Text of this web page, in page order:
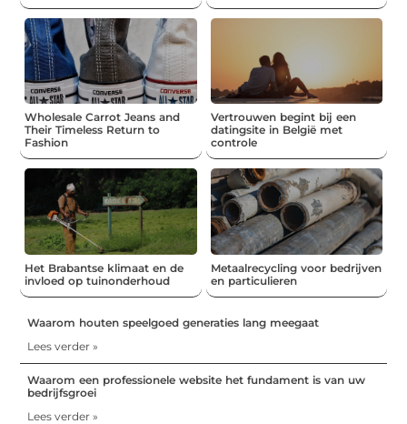
Wholesale Carrot Jeans and
Their Timeless Return to
Fashion
Vertrouwen begint bij een
datingsite in België met
controle
Het Brabantse klimaat en de
invloed op tuinonderhoud
Metaalrecycling voor bedrijven
en particulieren
Waarom houten speelgoed generaties lang meegaat
Lees verder »
Waarom een professionele website het fundament is van uw
bedrijfsgroei
Lees verder »